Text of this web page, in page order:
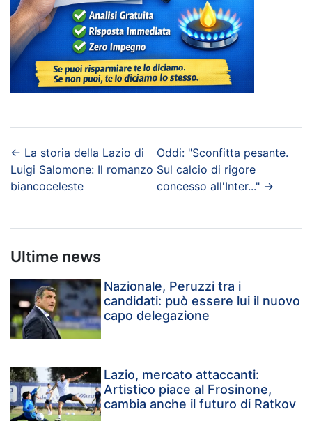
← La storia della Lazio di
Luigi Salomone: Il romanzo
biancoceleste
Oddi: "Sconfitta pesante.
Sul calcio di rigore
concesso all'Inter..."→
Ultime news
Nazionale, Peruzzi tra i
candidati: può essere lui il nuovo
capo delegazione
Lazio, mercato attaccanti:
Artistico piace al Frosinone,
cambia anche il futuro di Ratkov